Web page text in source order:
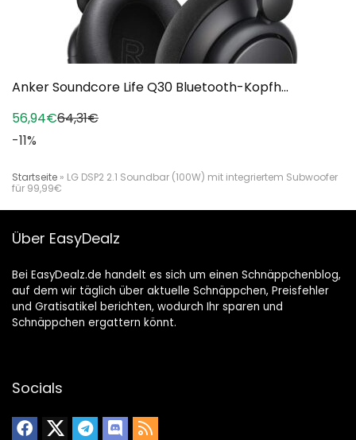
Anker Soundcore Life Q30 Bluetooth-Kopfh...
56,94€64,31€
-11%
Startseite » LG DSP2 2.1 Soundbar (100W) mit integriertem Subwoofer
für 99,99€
Über EasyDealz
Bei EasyDealz.de handelt es sich um einen Schnäppchenblog,
auf dem wir täglich über aktuelle Schnäppchen, Preisfehler
und Gratisatikel berichten, wodurch Ihr sparen und
Schnäppchen ergattern könnt.
Socials